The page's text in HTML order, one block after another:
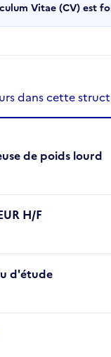
Vitae (CV) est
la structure
dans cette
de poids lourd
H/F
d'étude